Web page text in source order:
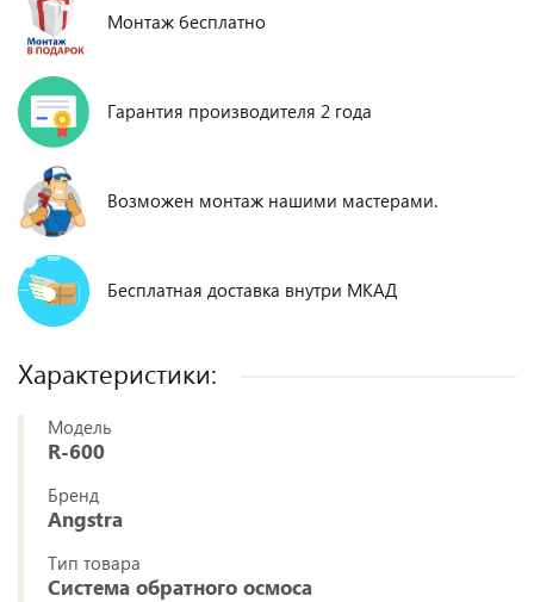
Монтаж бесплатно
Гарантия производителя 2 года
Возможен монтаж нашими мастерами.
Бесплатная доставка внутри МКАД
Характеристики:
Модель
R-600
Бренд
Angstra
Тип товара
Система обратного осмоса